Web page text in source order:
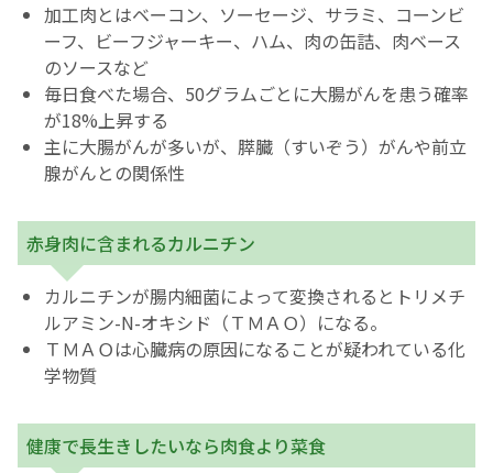
加工肉とはベーコン、ソーセージ、サラミ、コーンビ
ーフ、ビーフジャーキー、ハム、肉の缶詰、肉ベース
のソースなど
毎日食べた場合、50グラムごとに大腸がんを患う確率
が18%上昇する
主に大腸がんが多いが、膵臓（すいぞう）がんや前立
腺がんとの関係性
赤身肉に含まれるカルニチン
カルニチンが腸内細菌によって変換されるとトリメチ
ルアミン-N-オキシド（ＴＭＡＯ）になる。
ＴＭＡＯは心臓病の原因になることが疑われている化
学物質
健康で長生きしたいなら肉食より菜食